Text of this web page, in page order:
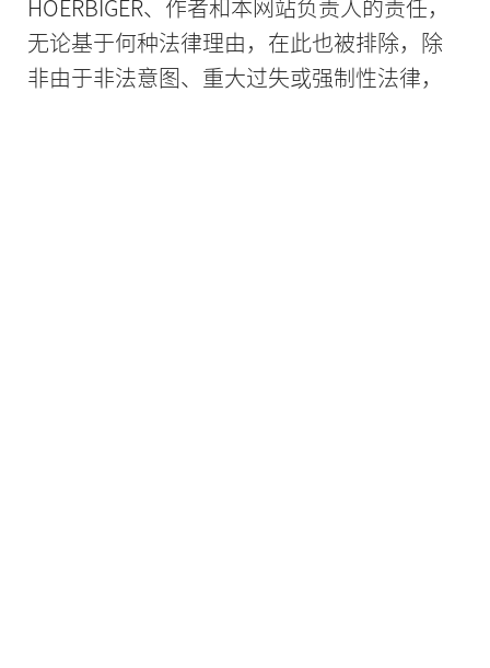
HOERBIGER、作者和本网站负责人的责任，
无论基于何种法律理由，在此也被排除，除
非由于非法意图、重大过失或强制性法律，